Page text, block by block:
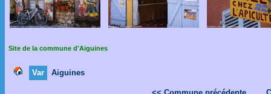
Site de la commune d'Aiguines
Var Aiguines